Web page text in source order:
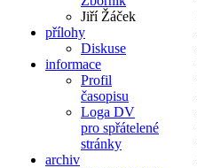
Jiří Žáček
přílohy
Diskuse
informace
Profil
časopisu
Loga DV
pro spřátelené
stránky
archiv